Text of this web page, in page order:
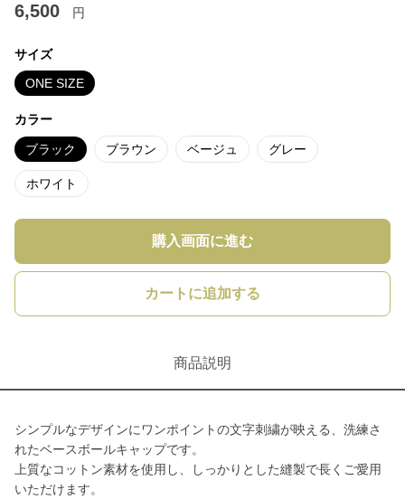
6,500 円
サイズ
ONE SIZE
カラー
ブラック ブラウン ベージュ グレー
ホワイト
購入画面に進む
カートに追加する
商品説明
シンプルなデザインにワンポイントの文字刺繍が映える、洗練さ
れたベースボールキャップです。
上質なコットン素材を使用し、しっかりとした縫製で長くご愛用
いただけます。